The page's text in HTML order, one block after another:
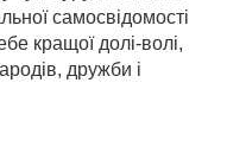
самосвідомості
кращої долі-волі,
дружби і